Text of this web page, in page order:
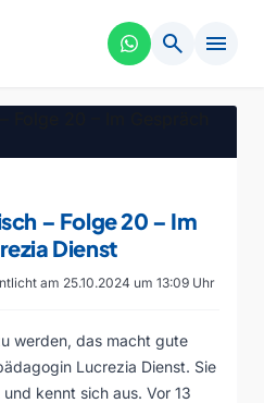
search menu
– Folge 20 – Im
Dienst
am 25.10.2024 um 13:09 Uhr
werden, das macht gute
Lucrezia Dienst. Sie
kennt sich aus. Vor 13